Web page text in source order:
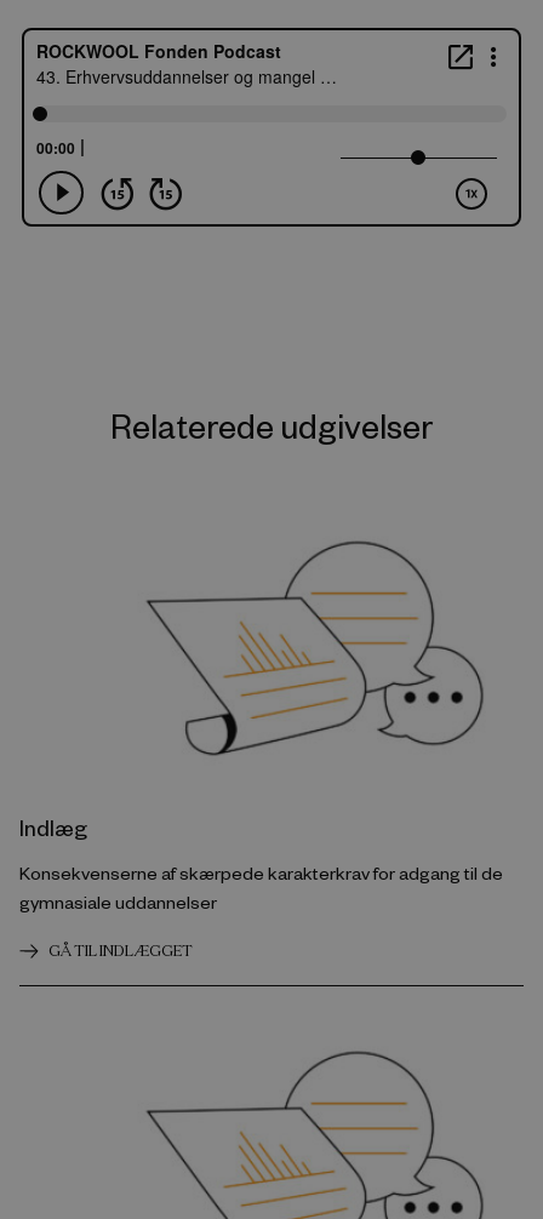
Relaterede udgivelser
Indlæg
Konsekvenserne af skærpede karakterkrav for adgang til de
gymnasiale uddannelser
GÅ TIL INDLÆGGET